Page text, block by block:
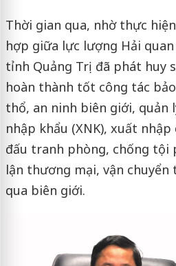
Thời gian qua, nhờ thực
hợp giữa lực lượng Hải
tỉnh Quảng Trị đã phát huy
hoàn thành tốt công tác
thổ, an ninh biên giới, quản
nhập khẩu (XNK), xuất nhập
đấu tranh phòng, chống tội
lận thương mại, vận
qua biên giới.